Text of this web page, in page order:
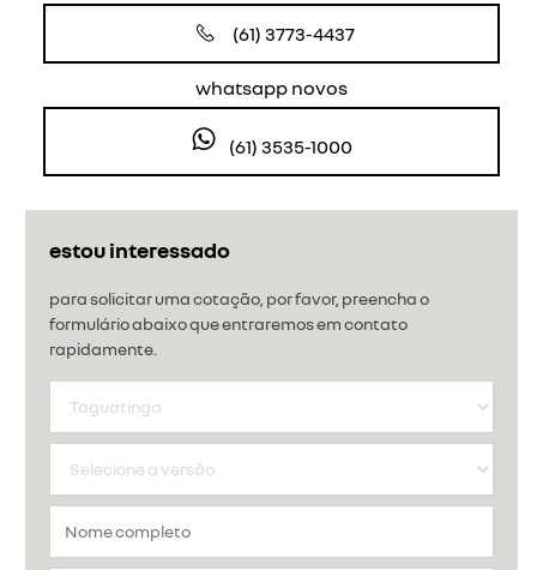
estou interessado
para solicitar uma cotação, por favor, preencha o
formulário abaixo que entraremos em contato
rapidamente.
(61) 3773-4437
whatsapp novos
(61) 3535-1000